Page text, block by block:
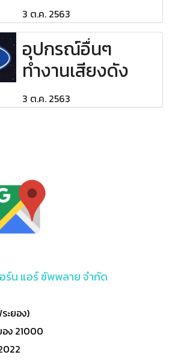
3 ต.ค. 2563
อุปกรณ์อื่นๆ
ทำงานเสียงดัง
3 ต.ค. 2563
ร์น แอร์ ซัพพลาย จำกัด
ะยอง)
อง 21000